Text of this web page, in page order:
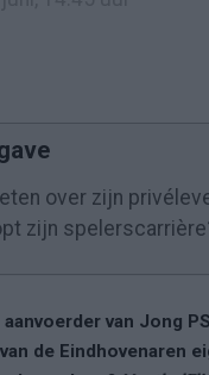
over zijn
zijn
van Jong
de Eindhovenaren